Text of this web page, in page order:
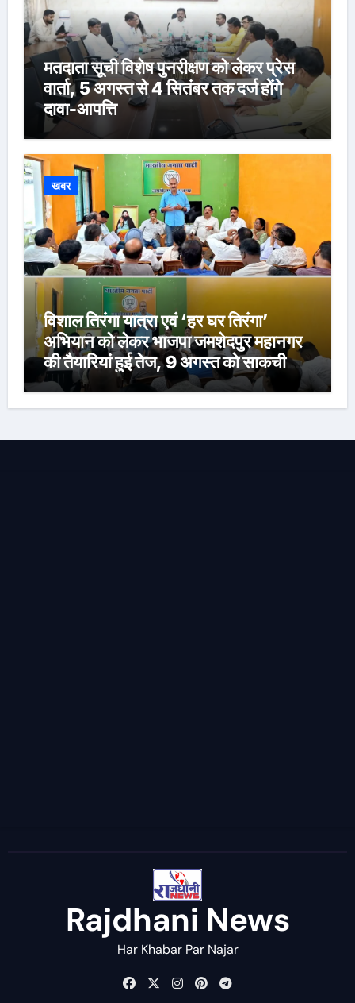
मतदाता सूची विशेष पुनरीक्षण को लेकर प्रेस
वार्ता, 5 अगस्त से 4 सितंबर तक दर्ज होंगे
दावा-आपत्ति
खबर
विशाल तिरंगा यात्रा एवं ‘हर घर तिरंगा’
अभियान को लेकर भाजपा जमशेदपुर महानगर
की तैयारियां हुई तेज, 9 अगस्त को साकची
नेताजी सुभाष मैदान से निकलेगी विशाल तिरंगा
यात्रा
Rajdhani News
Har Khabar Par Najar